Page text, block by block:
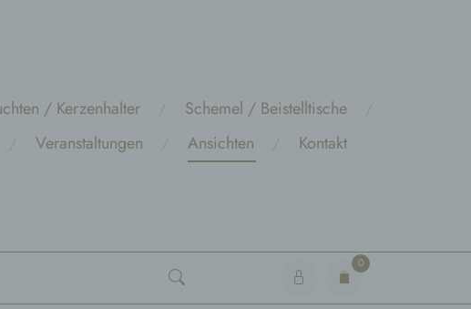
/ Kerzenhalter
Schemel / Beistelltische
Veranstaltungen Ansichten Kontakt
0